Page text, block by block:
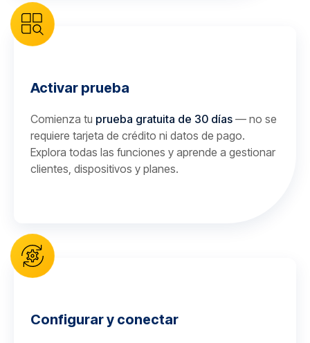
Activar prueba
Comienza tu prueba gratuita de 30 días — no se
requiere tarjeta de crédito ni datos de pago.
Explora todas las funciones y aprende a gestionar
clientes, dispositivos y planes.
Configurar y conectar